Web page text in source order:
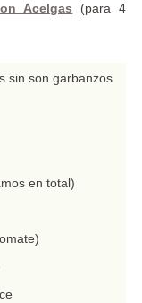
Acelgas (para 4
sin son garbanzos
en total)